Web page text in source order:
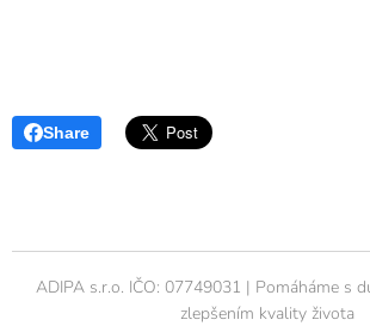
Share
ADIPA s.r.o. IČO: 07749031 | Pomáháme s
zlepšením kvality života